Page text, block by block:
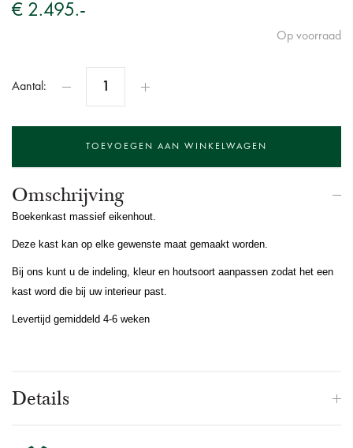
€ 2.495.-
Op voorraad
Aantal:
Omschrijving
Boekenkast massief eikenhout.
Deze kast kan op elke gewenste maat gemaakt worden.
Bij ons kunt u de indeling, kleur en houtsoort aanpassen zodat het een
kast word die bij uw interieur past.
Levertijd gemiddeld 4-6 weken
Details